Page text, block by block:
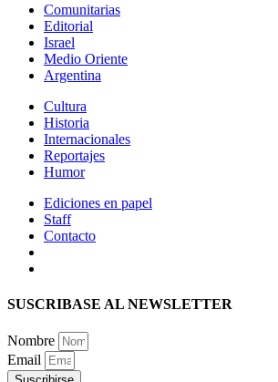
Comunitarias
Editorial
Israel
Medio Oriente
Argentina
Cultura
Historia
Internacionales
Reportajes
Humor
Ediciones en papel
Staff
Contacto
SUSCRIBASE AL NEWSLETTER
Nombre
Email